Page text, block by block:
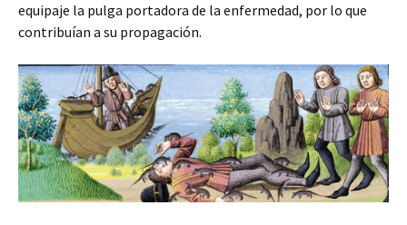
equipaje la pulga portadora de la enfermedad, por lo que
contribuían a su propagación.